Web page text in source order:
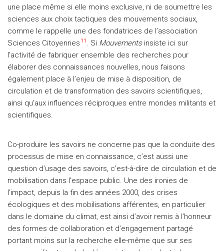
une place même si elle moins exclusive, ni de soumettre les
sciences aux choix tactiques des mouvements sociaux,
comme le rappelle une des fondatrices de l’association
Sciences Citoyennes11 . Si Mouvementsinsiste ici sur
l’activité de fabriquer ensemble des recherches pour
élaborer des connaissances nouvelles, nous faisons
également place à l’enjeu de mise à disposition, de
circulation et de transformation des savoirs scientifiques,
ainsi qu’aux influences réciproques entre mondes militants et
scientifiques.
Co-produire les savoirs ne concerne pas que la conduite des
processus de mise en connaissance, c’est aussi une
question d’usage des savoirs, c’est-à-dire de circulation et de
mobilisation dans l’espace public. Une des ironies de
l’impact, depuis la fin des années 2000, des crises
écologiques et des mobilisations afférentes, en particulier
dans le domaine du climat, est ainsi d’avoir remis à l’honneur
des formes de collaboration et d’engagement partagé
portant moins sur la recherche elle-même que sur ses